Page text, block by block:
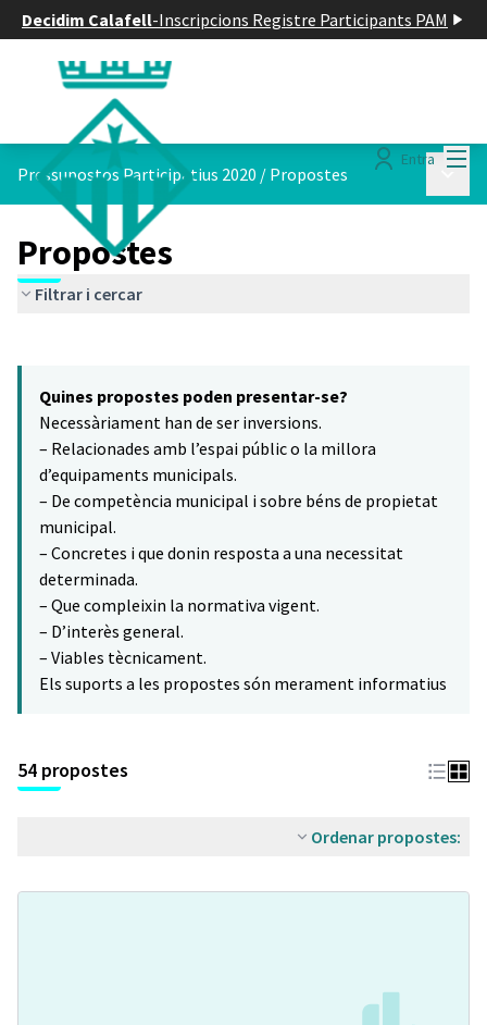
Decidim Calafell-Inscripcions Registre Participants PAM
Entra
Pressupostos Participatius 2020 / Propostes
Propostes
Filtrar i cercar
−
Quines propostes poden presentar-se?
Necessàriament han de ser inversions.
– Relacionades amb l’espai públic o la millora
d’equipaments municipals.
– De competència municipal i sobre béns de propietat
municipal.
– Concretes i que donin resposta a una necessitat
determinada.
– Que compleixin la normativa vigent.
– D’interès general.
– Viables tècnicament.
Els suports a les propostes són merament informatius
54 propostes
Ordenar propostes: